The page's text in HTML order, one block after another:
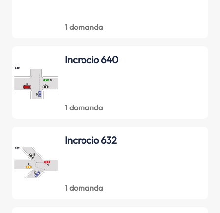
1 domanda
Incrocio 640
1 domanda
Incrocio 632
1 domanda